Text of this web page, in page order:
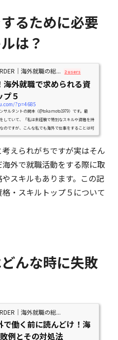
るために必要
は？
｜海外就職の総... 2 users
海外就職で求められる資
プ５
?p=4685
サルタントの岡本（@tokamoto1979）です。最
していて、「私は未経験で特別なスキルや資格を持
のですが、こんな私でも海外で仕事をすることは可
を...
えられがちですが実はそん
外で就職活動をする際に取
スキルもあります。この記
・スキルトップ５について
んな時に失敗
｜海外就職の総...
で働く前に読んどけ！海
例とその対処法